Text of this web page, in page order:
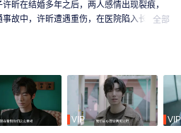
昕在结婚多年之后，两人感情出现裂痕，
故中，许昕遭遇重伤，在医院陷入长时间
终于，许昕在陆明的呼唤中渐渐苏醒……
全部
VIP VIP